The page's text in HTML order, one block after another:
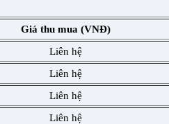
Giá thu mua (VNĐ)
Liên hệ
Liên hệ
Liên hệ
Liên hệ